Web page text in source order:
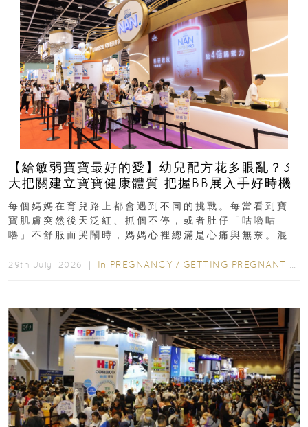
【給敏弱寶寶最好的愛】幼兒配方花多眼亂？3
大把關建立寶寶健康體質 把握BB展入手好時機
每個媽媽在育兒路上都會遇到不同的挑戰。每當看到寶
寶肌膚突然後天泛紅、抓個不停，或者肚仔「咕嚕咕
嚕」不舒服而哭鬧時，媽媽心裡總滿是心痛與無奈。混
29th July, 2026 ｜ In PREGNANCY / GETTING PREGNANT